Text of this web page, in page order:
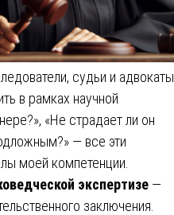
судьи и адвокаты
в рамках научной
«Не страдает ли он
— все эти
моей компетенции.
экспертизе —
заключения.